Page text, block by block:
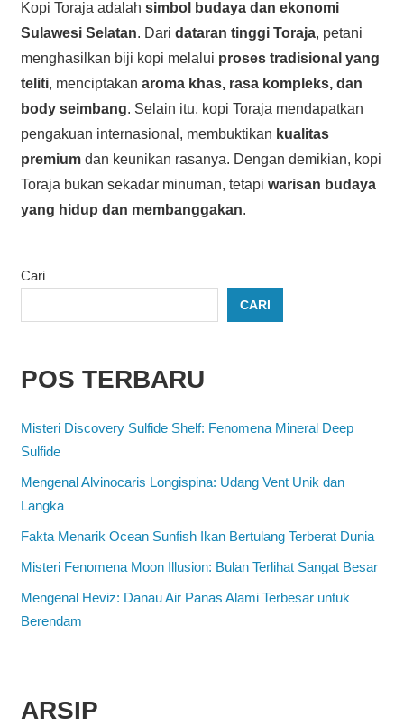
Kopi Toraja adalah simbol budaya dan ekonomi
Sulawesi Selatan. Dari dataran tinggi Toraja, petani
menghasilkan biji kopi melalui proses tradisional yang
teliti, menciptakan aroma khas, rasa kompleks, dan
body seimbang. Selain itu, kopi Toraja mendapatkan
pengakuan internasional, membuktikan kualitas
premiumdan keunikan rasanya. Dengan demikian, kopi
Toraja bukan sekadar minuman, tetapi warisan budaya
yang hidup dan membanggakan.
Cari
CARI
POS TERBARU
Misteri Discovery Sulfide Shelf: Fenomena Mineral Deep
Sulfide
Mengenal Alvinocaris Longispina: Udang Vent Unik dan
Langka
Fakta Menarik Ocean Sunfish Ikan Bertulang Terberat Dunia
Misteri Fenomena Moon Illusion: Bulan Terlihat Sangat Besar
Mengenal Heviz: Danau Air Panas Alami Terbesar untuk
Berendam
ARSIP